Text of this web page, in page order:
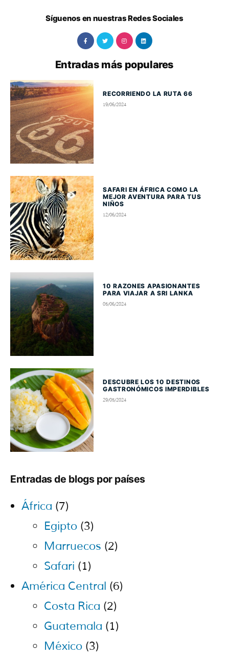
Síguenos en nuestras Redes Sociales
Entradas más populares
RECORRIENDO LA RUTA 66
19/06/2024
SAFARI EN ÁFRICA COMO LA
MEJOR AVENTURA PARA TUS
NIÑOS
12/06/2024
10 RAZONES APASIONANTES
PARA VIAJAR A SRI LANKA
05/06/2024
DESCUBRE LOS 10 DESTINOS
GASTRONÓMICOS IMPERDIBLES
29/05/2024
Entradas de blogs por países
África (7)
Egipto (3)
Marruecos (2)
Safari (1)
América Central (6)
Costa Rica (2)
Guatemala (1)
México (3)